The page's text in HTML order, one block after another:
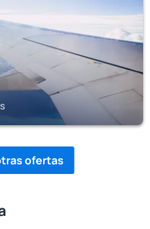
ofertas